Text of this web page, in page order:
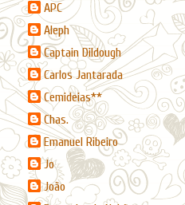
APC
Aleph
Captain Dildough
Carlos Jantarada
Cemideias**
Chas.
Emanuel Ribeiro
Jo
João